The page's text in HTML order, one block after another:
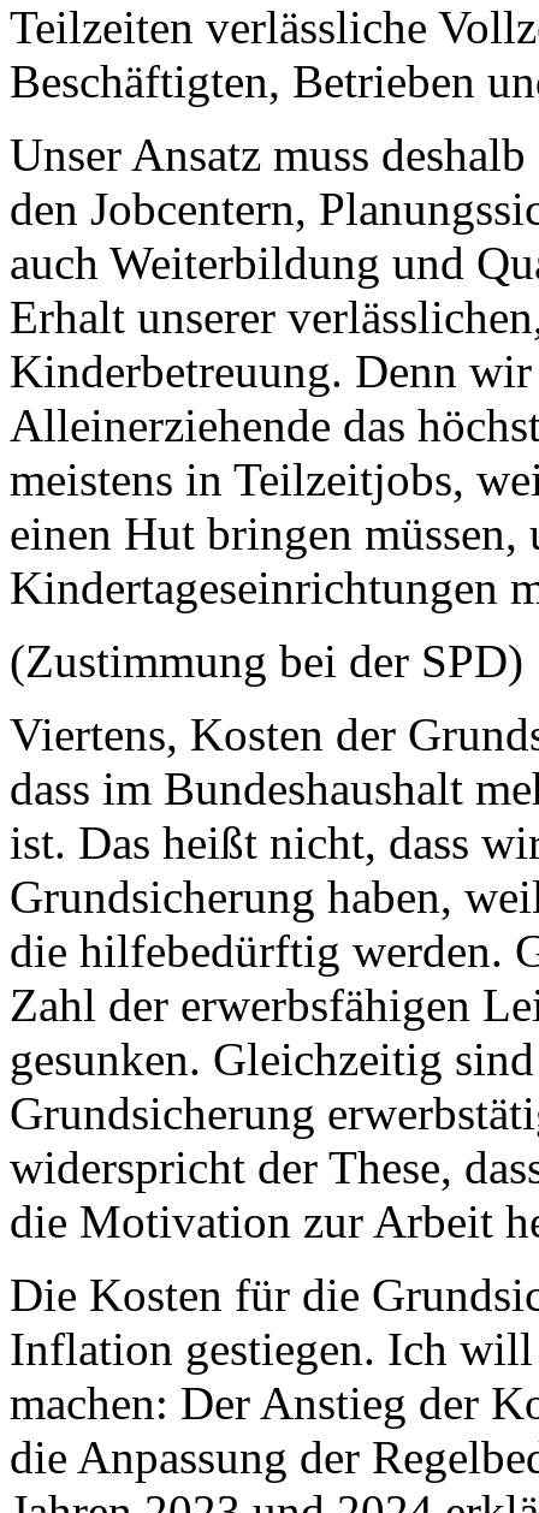
Teilzeiten verlässliche
Beschäftigten, Betrieben
Unser Ansatz muss
den Jobcentern,
auch Weiterbildung und
Erhalt unserer
Kinderbetreuung. Denn wir
Alleinerziehende das
meistens in Teilzeitjobs,
einen Hut bringen müssen,
Kindertageseinrichtungen
(Zustimmung bei der SPD)
Viertens, Kosten der
dass im Bundeshaushalt
ist. Das heißt nicht, dass
Grundsicherung haben,
die hilfebedürftig werden.
Zahl der erwerbsfähigen
gesunken. Gleichzeitig
Grundsicherung
widerspricht der These,
die Motivation zur Arbeit
Die Kosten für die
Inflation gestiegen. Ich
machen: Der Anstieg der
die Anpassung der